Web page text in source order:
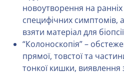
новоутворення на
специфічних симптомів,
взяти матеріал для
“Колоноскопія” –
прямої, товстої та
тонкої кишки, виявлення